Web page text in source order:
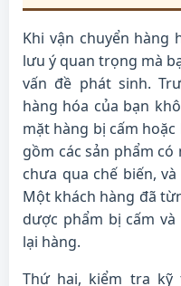
Khi vận chuyển hàng
lưu ý quan trọng mà
vấn đề phát sinh.
hàng hóa của bạn
mặt hàng bị cấm
gồm các sản phẩm
chưa qua chế biến,
Một khách hàng đã
dược phẩm bị cấm
lại hàng.
Thứ hai, kiểm tra